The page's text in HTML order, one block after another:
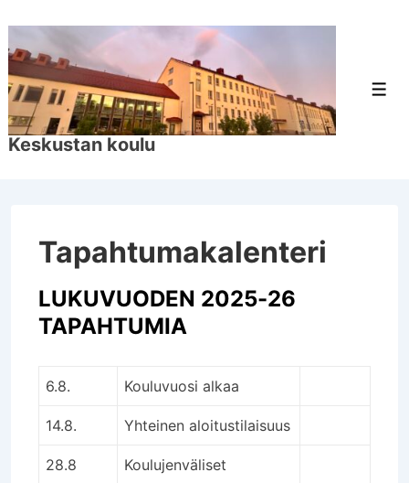
pääsisältöön
Keskustan koulu
Tapahtumakalenteri
LUKUVUODEN 2025-26
TAPAHTUMIA
6.8. Kouluvuosi alkaa
14.8. Yhteinen aloitustilaisuus
28.8
Koulujenväliset